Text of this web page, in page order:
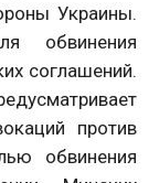
Украины.
обвинения
соглашений.
против
обвинения